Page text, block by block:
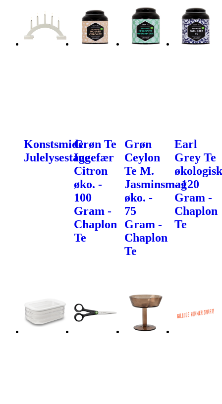
Konstsmide
Julelysestage
Grøn Te
Ingefær
Citron
øko. -
100
Gram -
Chaplon
Te
Grøn
Ceylon
Te M.
Jasminsmag
øko. -
75
Gram -
Chaplon
Te
Earl
Grey Te
økologisk
- 120
Gram -
Chaplon
Te